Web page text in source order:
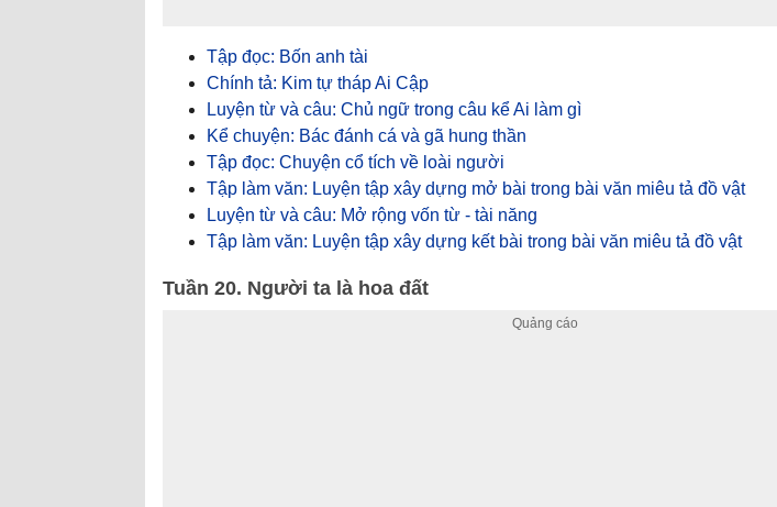
Tập đọc: Bốn anh tài
Chính tả: Kim tự tháp Ai Cập
Luyện từ và câu: Chủ ngữ trong câu kể Ai làm gì
Kể chuyện: Bác đánh cá và gã hung thần
Tập đọc: Chuyện cổ tích về loài người
Tập làm văn: Luyện tập xây dựng mở bài trong bài văn miêu tả đồ vật
Luyện từ và câu: Mở rộng vốn từ - tài năng
Tập làm văn: Luyện tập xây dựng kết bài trong bài văn miêu tả đồ vật
Tuần 20. Người ta là hoa đất